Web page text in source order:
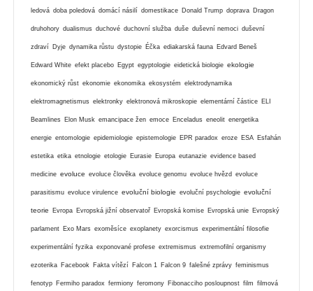
ledová doba poledová domácí násilí domestikace Donald Trump doprava Dragon
druhohory dualismus duchové duchovní služba duše duševní nemoci duševní
zdraví Dyje dynamika růstu dystopie Éčka ediakarská fauna Edvard Beneš
Edward White efekt placebo Egypt egyptologie eidetická biologie ekologie
ekonomický růst ekonomie ekonomika ekosystém elektrodynamika
elektromagnetismus elektronky elektronová mikroskopie elementární částice ELI
Beamlines Elon Musk emancipace žen emoce Enceladus eneolit energetika
energie entomologie epidemiologie epistemologie EPR paradox eroze ESA Esfahán
estetika etika etnologie etologie Eurasie Europa eutanazie evidence based
medicine evoluce evoluce člověka evoluce genomu evoluce hvězd evoluce
parasitismu evoluce virulence evoluční biologie evoluční psychologie evoluční
teorie Evropa Evropská jižní observatoř Evropská komise Evropská unie Evropský
parlament Exo Mars exoměsíce exoplanety exorcismus experimentální filosofie
experimentální fyzika exponované profese extremismus extremofilní organismy
ezoterika Facebook Fakta vítězí Falcon 1 Falcon 9 falešné zprávy feminismus
fenotyp Fermiho paradox fermiony feromony Fibonacciho posloupnost film filmová